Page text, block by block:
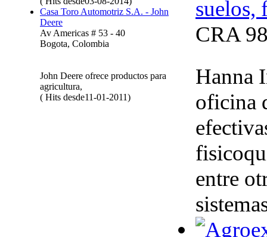
Casa Toro Automotriz S.A. - John
Deere
Av Americas # 53 - 40
Bogota, Colombia
John Deere ofrece productos para
agricultura,
( Hits desde11-01-2011)
suelos,
CRA
Hanna
oficina
entre